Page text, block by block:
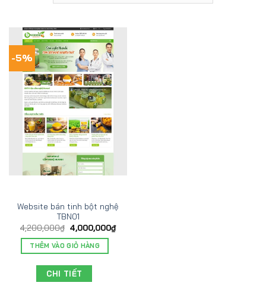
-5%
Website bán tinh bột nghệ
TBN01
4,200,000₫ 4,000,000₫
THÊM VÀO GIỎ HÀNG
CHI TIẾT